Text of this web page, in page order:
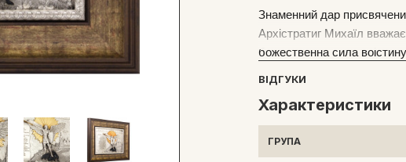
Знаменний дар
Архістратиг Михаїл
божественна сила
Києво-Печерською
заснований 1051 року
центром поширення й
отримав статус «лаври» -
ВІДГУКИ
Характеристики
ГРУПА